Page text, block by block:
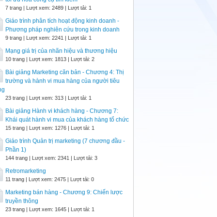
7 trang | Lượt xem: 2489 | Lượt tải: 1
Giáo trình phân tích hoạt động kinh doanh -
Phương pháp nghiên cứu trong kinh doanh
9 trang | Lượt xem: 2241 | Lượt tải: 1
Mạng giá trị của nhãn hiệu và thương hiệu
10 trang | Lượt xem: 1813 | Lượt tải: 2
Bài giảng Marketing căn bản - Chương 4: Thị
trường và hành vi mua hàng của người tiêu
23 trang | Lượt xem: 313 | Lượt tải: 1
Bài giảng Hành vi khách hàng - Chương 7:
Khái quát hành vi mua của khách hàng tổ chức
15 trang | Lượt xem: 1276 | Lượt tải: 1
Giáo trình Quản trị marketing (7 chương đầu -
Phần 1)
144 trang | Lượt xem: 2341 | Lượt tải: 3
Retromarketing
11 trang | Lượt xem: 2475 | Lượt tải: 0
Marketing bán hàng - Chương 9: Chiến lược
truyền thông
23 trang | Lượt xem: 1645 | Lượt tải: 1